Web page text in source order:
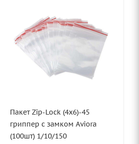
Пакет Zip-Lock (4х6)-45
гриппер с замком Aviora
(100шт) 1/10/150